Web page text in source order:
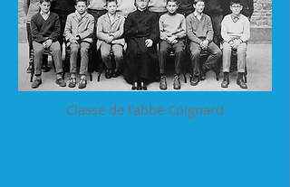
Classe de l'abbé Coignard